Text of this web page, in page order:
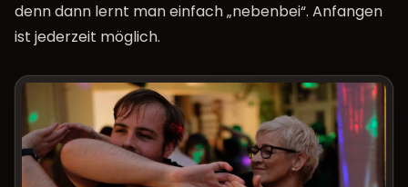
denn dann lernt man einfach „nebenbei“. Anfangen
ist jederzeit möglich.